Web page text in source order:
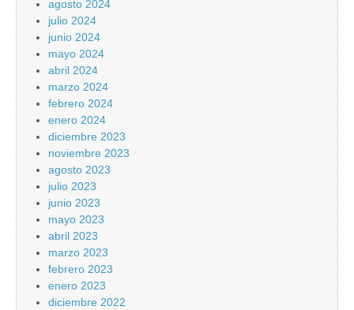
agosto 2024
julio 2024
junio 2024
mayo 2024
abril 2024
marzo 2024
febrero 2024
enero 2024
diciembre 2023
noviembre 2023
agosto 2023
julio 2023
junio 2023
mayo 2023
abril 2023
marzo 2023
febrero 2023
enero 2023
diciembre 2022